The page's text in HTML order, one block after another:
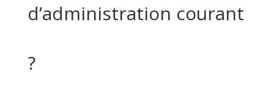
d’administration courant
?